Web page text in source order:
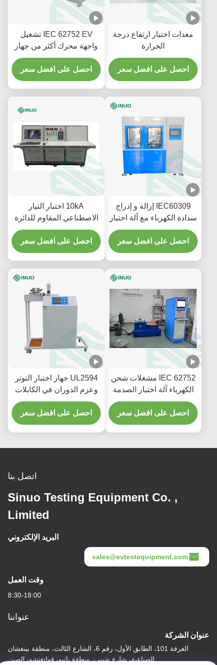
معدات اختبار ارتفاع درجة
الحرارة
احصل على افضل سعر
IEC 62752 EV تشغيل
واجهة محرك أكثر من جهاز
الاختبار لمكونات المركبة
احصل على افضل سعر
IEC60309 إزالة و إدراج
سدادة الكهرباء مع آلة اختبار
القبول
احصل على افضل سعر
10kA اختبار التيار
الاصطناعي المقاوم للدائرة
القصيرة IEC 62196-1
متوافق مع اختبار EV
احصل على افضل سعر
IEC 62752 مشغلات شحن
الكهرباء آلة اختبار الصدمة
الاهتزاز الكهرومغناطيسي
احصل على افضل سعر
UL2594 جهاز اختبار التوتر
وعزم الدوران في الكابلات
لمقابس المركبات
احصل على افضل سعر
اتصل بنا
Sinuo Testing Equipment Co. ,
Limited
البريد الإلكتروني
sales@evtestequipment.com
وقت العمل
8:30-18:00
عنواننا
عنوان الشركة
الغرفة 101، الطابق الأول، رقم 6، الشارع الثالث، منطقة بينغشان
الصناعية، شارع شيبي، منطقة بانيو، قوانغتشو، الصين